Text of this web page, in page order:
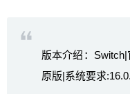
版本介绍：
原版|系统要求